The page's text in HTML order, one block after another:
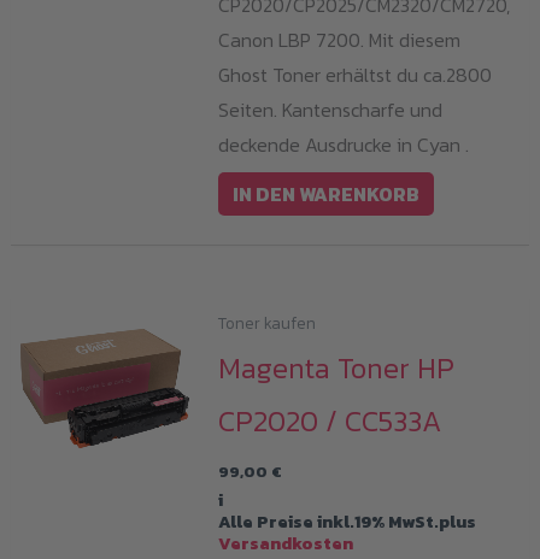
Canon LBP 7200. Mit diesem
Ghost Toner erhältst du ca.2800
Seiten. Kantenscharfe und
deckende Ausdrucke in Cyan .
IN DEN WARENKORB
Toner kaufen
Magenta Toner HP
CP2020 / CC533A
99,00 €
i
Alle Preise inkl.19% MwSt.plus
Versandkosten